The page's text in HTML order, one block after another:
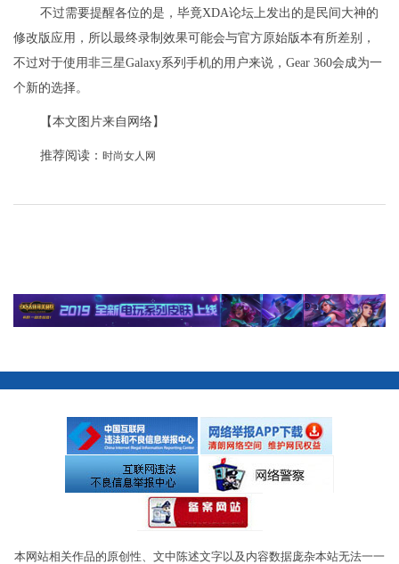
不过需要提醒各位的是，毕竟XDA论坛上发出的是民间大神的
修改版应用，所以最终录制效果可能会与官方原始版本有所差别，
不过对于使用非三星Galaxy系列手机的用户来说，Gear 360会成为一
个新的选择。
【本文图片来自网络】
推荐阅读： 时尚女人网
本网站相关作品的原创性、文中陈述文字以及内容数据庞杂本站无法一一